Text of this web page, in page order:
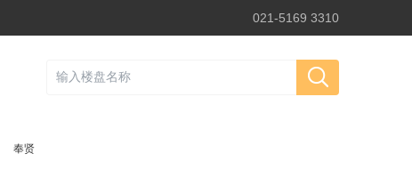
021-5169 3310
奉贤